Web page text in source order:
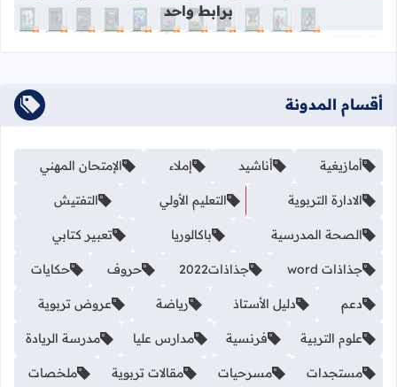
برابط واحد
أقسام المدونة
أمازيغية أناشيد إملاء الإمتحان المهني
الادارة التربوية التعليم الأولي التفتيش
الصحة المدرسية باكالوريا تعبير كتابي
جذاذات word جذاذات2022 حروف حكايات
دعم دليل الأستاذ رياضة عروض تربوية
علوم التربية فرنسية مدارس عليا مدرسة الريادة
مستجدات مسرحيات مقالات تربوية ملخصات